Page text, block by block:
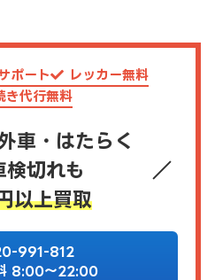
ポート
レッカー無料
き代行無料
車・はたらく
検切れも
以上買取
991-812
8:00～22:00